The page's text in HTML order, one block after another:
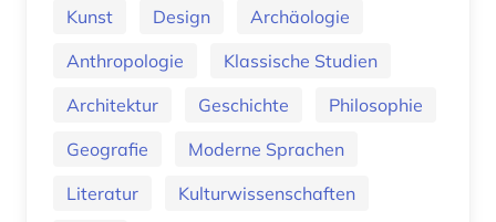
Kunst Design
Archäologie
Anthropologie
Klassische Studien
Architektur
Geschichte
Philosophie
Geografie
Moderne Sprachen
Literatur
Kulturwissenschaften